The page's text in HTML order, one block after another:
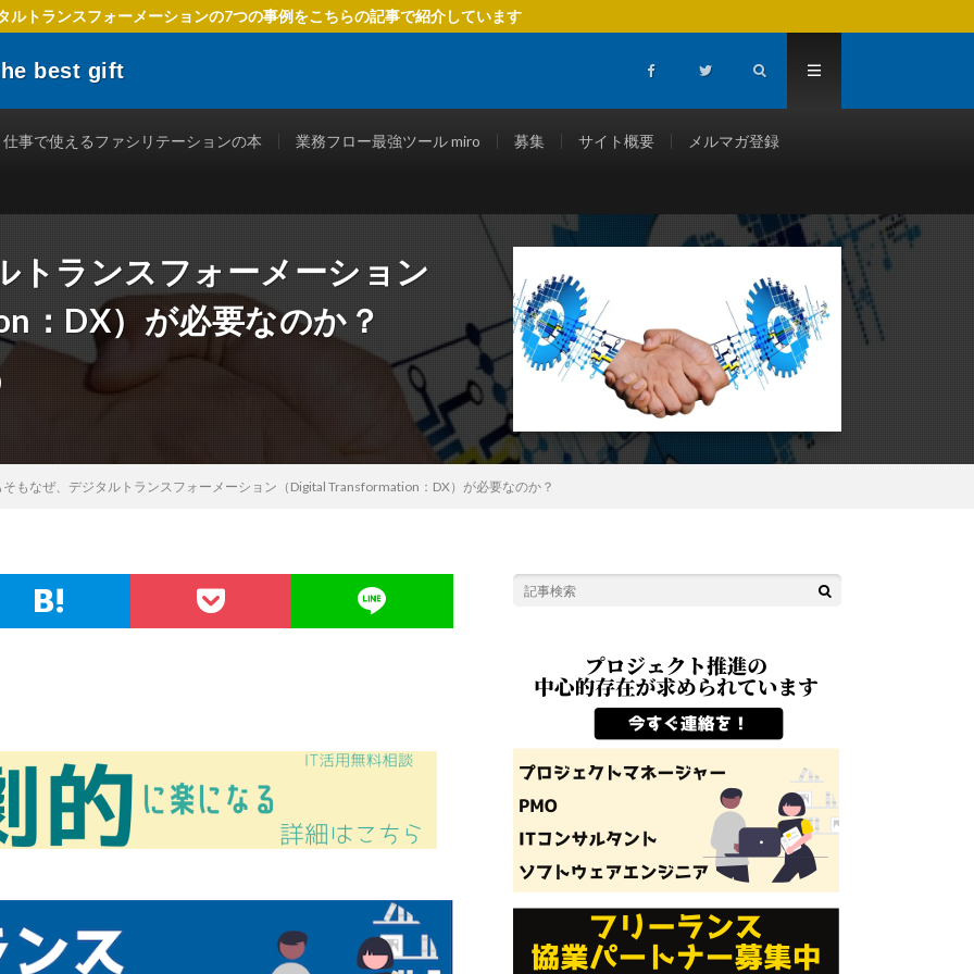
ルトランスフォーメーションの7つの事例をこちらの記事で紹介しています
best gift
つ情報を発信します。
仕事で使えるファシリテーションの本 業務フロー最強ツール miro 募集 サイト概要 メルマガ登録
トランスフォーメーション
：DX）が必要なのか？
そもなぜ、デジタルトランスフォーメーション（Digital Transformation：DX）が必要なのか？